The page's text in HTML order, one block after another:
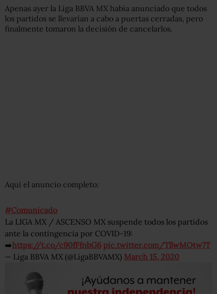
Apenas ayer la Liga BBVA MX había anunciado que todos
los partidos se llevarían a cabo a puertas cerradas, pero
finalmente tomaron la decisión de cancelarlos.
Aquí el anuncio completo:
#Comunicado
La LIGA MX / ASCENSO MX suspende todos los partidos
ante la contingencia por COVID-19:
➡️https://t.co/c90fFfnbG6 pic.twitter.com/TllwMOtw7T
— Liga BBVA MX (@LigaBBVAMX) March 15, 2020